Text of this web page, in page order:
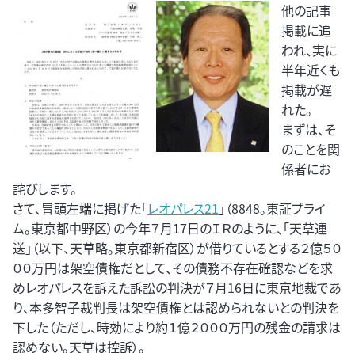
他の記事
掲載に追
われ、実に
半年近くも
掲載が遅
れた。
まずは、そ
のことを関
係者にお
詫びします。
さて、冒頭左端に掲げた「レオパレス21 」（8848。東証プライ
ム。東京都中野区）の今年７月17日のＩＲのように、「天草運
送」（以下、天草略。東京都新宿区）が借りているとする２億５０
００万円は架空債権だとして、その債務不存在確認などを求
めレオパレスを訴えた訴訟の判決が７月16日に東京地裁であ
り、本多智子裁判長は架空債権とは認められないとの判決を
下した（ただし、時効により約１億２０００万円の残金の請求は
認めない。天草は控訴）。